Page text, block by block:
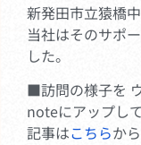
新発田市立猿橋
当社はそのサポ
した。
■訪問の様子を
noteにアップし
記事はこちらか